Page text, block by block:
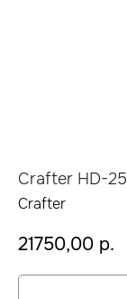
Crafter HD-
Crafter
21750,00 р.